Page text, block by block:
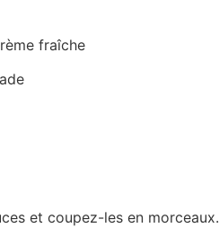
fraîche
et coupez-les en morceaux.